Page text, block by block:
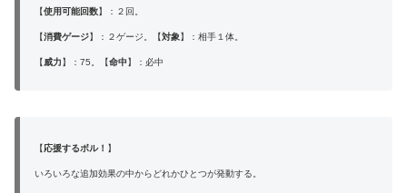
【使用可能回数】：２回。
【消費ゲージ】：２ゲージ。【対象】：相手１体。
【威力】：75。【命中】：必中
【 応援するボル！ 】
いろいろな追加効果の中からどれかひとつが発動する。